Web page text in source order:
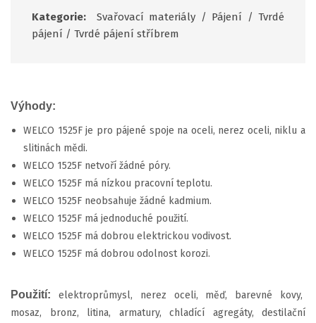
Kategorie: Svařovací materiály / Pájení / Tvrdé
pájení / Tvrdé pájení stříbrem
Výhody:
WELCO 1525F je pro pájené spoje na oceli, nerez oceli, niklu a
slitinách mědi.
WELCO 1525F netvoří žádné póry.
WELCO 1525F má nízkou pracovní teplotu.
WELCO 1525F neobsahuje žádné kadmium.
WELCO 1525F má jednoduché použití.
WELCO 1525F má dobrou elektrickou vodivost.
WELCO 1525F má dobrou odolnost korozi.
Použití:
elektroprůmysl, nerez oceli, měď, barevné kovy,
mosaz, bronz, litina, armatury, chladící agregáty, destilační